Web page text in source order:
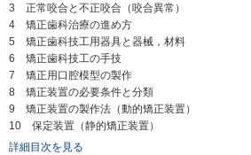
3 正常咬合と不正咬合（咬合異常）
4 矯正歯科治療の進め方
5 矯正歯科技工用器具と器械，材料
6 矯正歯科技工の手技
7 矯正用口腔模型の製作
8 矯正装置の必要条件と分類
9 矯正装置の製作法（動的矯正装置）
10 保定装置（静的矯正装置）
詳細目次を見る